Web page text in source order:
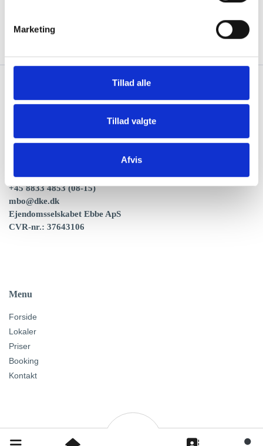
Marketing
Tillad alle
Tillad valgte
Afvis
Niels Ebbesens Gade 4
+45 8833 4853(08-15)
mbo@dke.dk
Ejendomsselskabet Ebbe ApS
CVR-nr.: 37643106
Menu
Forside
Lokaler
Priser
Booking
Kontakt